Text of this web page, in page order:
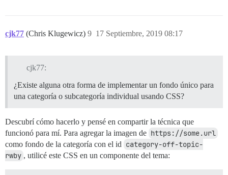
cjk77 (Chris Klugewicz) 17 Septiembre, 2019 08:17
9
cjk77:
¿Existe alguna otra forma de implementar un fondo único para
una categoría o subcategoría individual usando CSS?
Descubrí cómo hacerlo y pensé en compartir la técnica que
funcionó para mí. Para agregar la imagen de https://some.url
como fondo de la categoría con el id category-off-topic-
rwby , utilicé este CSS en un componente del tema: